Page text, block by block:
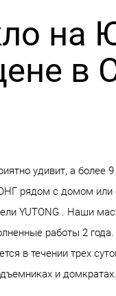
на
в
удивит, а более
рядом с домом
YUTONG . Наши
работы 2
в течении трех
и домкратах.